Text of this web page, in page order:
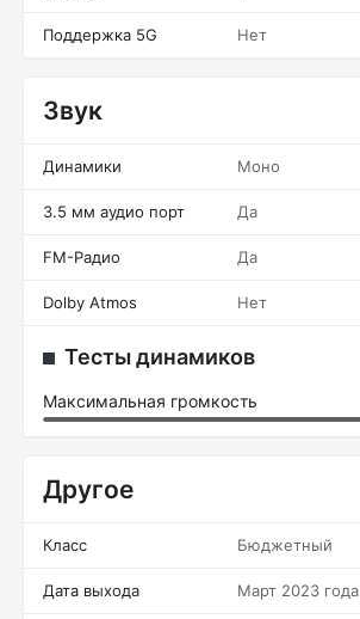
Поддержка 5G Нет
Звук
Динамики Моно
3.5 мм аудио порт Да
FM-Радио Да
Dolby Atmos Нет
Тесты динамиков
Максимальная громкость
Другое
Класс Бюджетный
Дата выхода Март 2023 года